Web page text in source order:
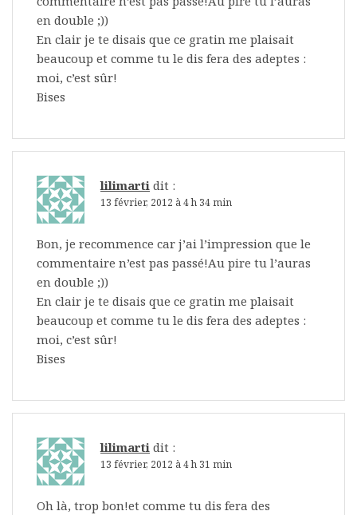
en double ;))
En clair je te disais que ce gratin me plaisait
beaucoup et comme tu le dis fera des adeptes :
moi, c’est sûr!
Bises
lilimarti dit :
13 février, 2012 à 4 h 34 min
Bon, je recommence car j’ai l’impression que le
commentaire n’est pas passé!Au pire tu l’auras
en double ;))
En clair je te disais que ce gratin me plaisait
beaucoup et comme tu le dis fera des adeptes :
moi, c’est sûr!
Bises
lilimarti dit :
13 février, 2012 à 4 h 31 min
Oh là, trop bon!et comme tu dis fera des